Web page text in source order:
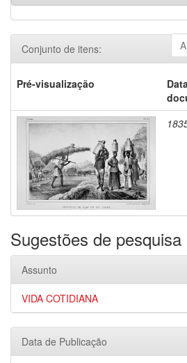
Conjunto de itens:
Pré-visualização
Sugestões de pesquisa
Assunto
VIDA COTIDIANA
Data de Publicação